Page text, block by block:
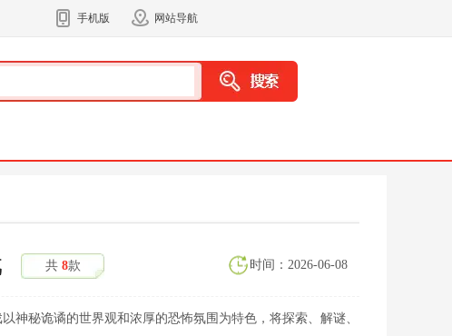
手机版 网站导航
共 8款 时间：2026-06-08
神秘诡谲的世界观和浓厚的恐怖氛围为特色，将探索、解谜、